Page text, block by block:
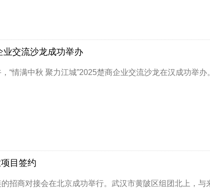
业交流沙龙成功举办
“情满中秋 聚力江城”2025楚商企业交流沙龙在汉成功举
目签约
招商对接会在北京成功举行。武汉市黄陂区组团北上，